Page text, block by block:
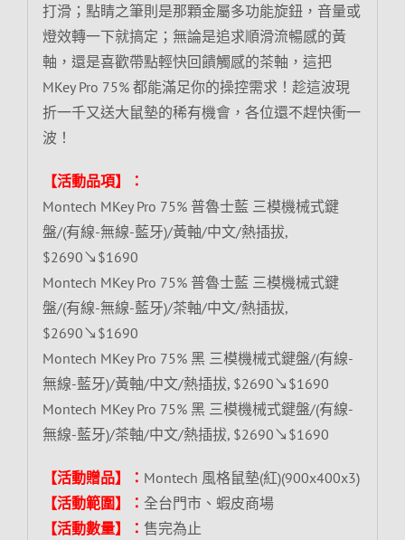
打滑；點睛之筆則是那顆金屬多功能旋鈕，音量或
燈效轉一下就搞定；無論是追求順滑流暢感的黃
軸，還是喜歡帶點輕快回饋觸感的茶軸，這把
MKey Pro 75% 都能滿足你的操控需求！趁這波現
折一千又送大鼠墊的稀有機會，各位還不趕快衝一
波！
【活動品項】：
Montech MKey Pro 75% 普魯士藍 三模機械式鍵
盤/(有線-無線-藍牙)/黃軸/中文/熱插拔,
$2690↘$1690
Montech MKey Pro 75% 普魯士藍 三模機械式鍵
盤/(有線-無線-藍牙)/茶軸/中文/熱插拔,
$2690↘$1690
Montech MKey Pro 75% 黑 三模機械式鍵盤/(有線-
無線-藍牙)/黃軸/中文/熱插拔, $2690↘$1690
Montech MKey Pro 75% 黑 三模機械式鍵盤/(有線-
無線-藍牙)/茶軸/中文/熱插拔, $2690↘$1690
【活動贈品】： Montech 風格鼠墊(紅)(900x400x3)
【活動範圍】： 全台門市、蝦皮商場
【活動數量】： 售完為止